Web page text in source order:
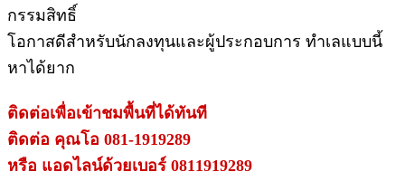
กรรมสิทธิ์
โอกาสดีสำหรับนักลงทุนและผู้ประกอบการ ทำเลแบบนี้
หาได้ยาก
ติดต่อเพื่อเข้าชมพื้นที่ได้ทันที
ติดต่อ คุณโอ 081-1919289
หรือ แอดไลน์ด้วยเบอร์ 0811919289